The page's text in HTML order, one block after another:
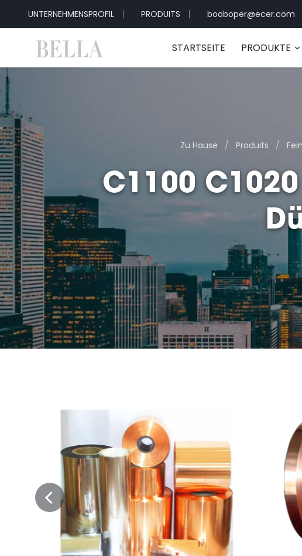
UNTERNEHMENSPROFIL PRODUITS booboper@ecer.com
STARTSEITE PRODUKTE
Zu Hause / Produits /
C1100